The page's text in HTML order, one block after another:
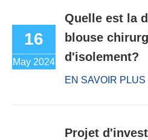
16
May 2024
Quelle est la
blouse
d'isolement?
EN SAVOIR PLUS
Projet